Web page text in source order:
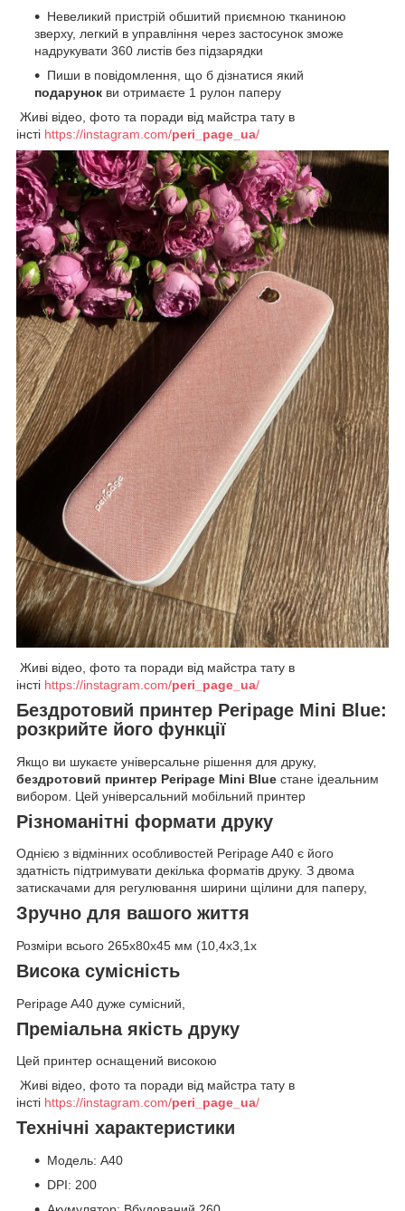
Невеликий пристрій обшитий приємною тканиною
зверху, легкий в управління через застосунок зможе
надрукувати 360 листів без підзарядки
Пиши в повідомлення, що б дізнатися який
подарунок ви отримаєте 1 рулон паперу
Живі відео, фото та поради від майстра тату в
інсті https://instagram.com/peri_page_ua/
Живі відео, фото та поради від майстра тату в
інсті https://instagram.com/peri_page_ua/
Бездротовий принтер Peripage Mini Blue:
розкрийте його функції
Якщо ви шукаєте універсальне рішення для друку,
бездротовий принтер Peripage Mini Blue стане ідеальним
вибором. Цей універсальний мобільний принтер
Різноманітні формати друку
Однією з відмінних особливостей Peripage A40 є його
здатність підтримувати декілька форматів друку. З двома
затискачами для регулювання ширини щілини для паперу,
Зручно для вашого життя
Розміри всього 265x80x45 мм (10,4x3,1x
Висока сумісність
Peripage A40 дуже сумісний,
Преміальна якість друку
Цей принтер оснащений високою
Живі відео, фото та поради від майстра тату в
інсті https://instagram.com/peri_page_ua/
Технічні характеристики
Модель: A40
DPI: 200